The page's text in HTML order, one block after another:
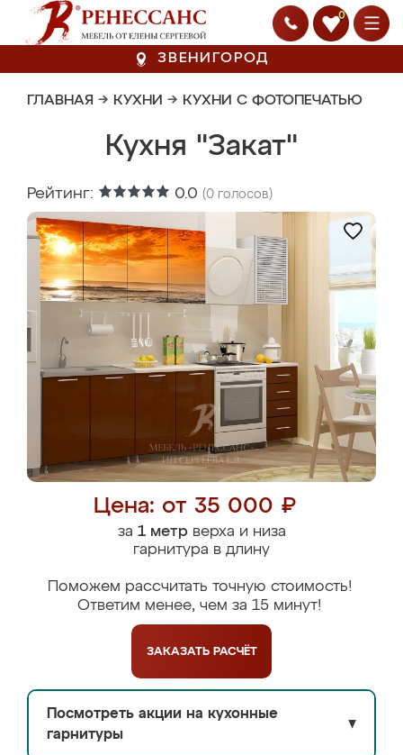
0
ЗВЕНИГОРОД
ГЛАВНАЯ → КУХНИ → КУХНИ С ФОТОПЕЧАТЬЮ
Кухня "Закат"
Рейтинг: 0.0 (0 голосов)
Цена: от 35 000 ₽
за 1 метрверха и низа
гарнитура в длину
Поможем рассчитать точную стоимость!
Ответим менее, чем за 15 минут!
ЗАКАЗАТЬ РАСЧЁТ
Посмотреть акции на кухонные
гарнитуры
▼